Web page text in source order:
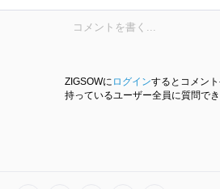
ZIGSOWに ログインするとコメン
持っているユーザー全員に質問でき